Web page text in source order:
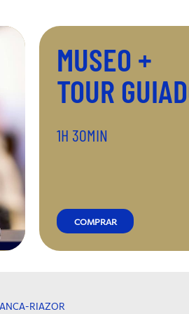
MUSEO +
TOUR
1H 30MIN
COMPRAR
RIAZOR